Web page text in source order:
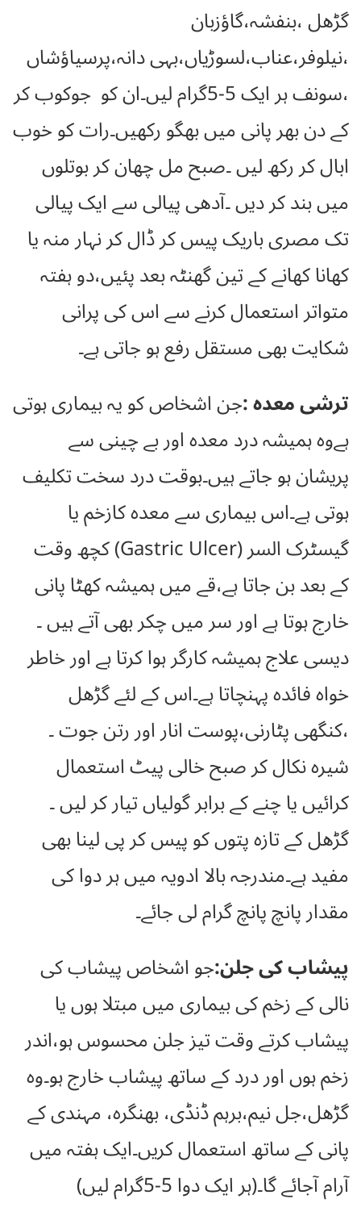
گڑھل ،بنفشہ،گاؤزبان
،نیلوفر،عناب،لسوڑیاں،بہی دانہ،پرسیاؤشاں
،سونف ہر ایک 5-5گرام لیں۔ان کو جوکوب کر
کے دن بھر پانی میں بھگو رکھیں۔رات کو خوب
ابال کر رکھ لیں ۔صبح مل چھان کر بوتلوں
میں بند کر دیں ۔آدھی پیالی سے ایک پیالی
تک مصری باریک پیس کر ڈال کر نہار منہ یا
کھانا کھانے کے تین گھنٹہ بعد پئیں،دو ہفتہ
متواتر استعمال کرنے سے اس کی پرانی
شکایت بھی مستقل رفع ہو جاتی ہے۔
ترشی معدہ :جن اشخاص کو یہ بیماری ہوتی
ہےوہ ہمیشہ درد معدہ اور بے چینی سے
پریشان ہو جاتے ہیں۔بوقت درد سخت تکلیف
ہوتی ہے۔اس بیماری سے معدہ کازخم یا
گیسٹرک السر (Gastric Ulcer) کچھ وقت
کے بعد بن جاتا ہے،قے میں ہمیشہ کھٹا پانی
خارج ہوتا ہے اور سر میں چکر بھی آتے ہیں ۔
دیسی علاج ہمیشہ کارگر ہوا کرتا ہے اور خاطر
خواہ فائدہ پہنچاتا ہے۔اس کے لئے گڑھل
،کنگھی پٹارنی،پوست انار اور رتن جوت ۔
شیرہ نکال کر صبح خالی پیٹ استعمال
کرائیں یا چنے کے برابر گولیاں تیار کر لیں ۔
گڑھل کے تازہ پتوں کو پیس کر پی لینا بھی
مفید ہے۔مندرجہ بالا ادویہ میں ہر دوا کی
مقدار پانچ پانچ گرام لی جائے۔
پیشاب کی جلن:جو اشخاص پیشاب کی
نالی کے زخم کی بیماری میں مبتلا ہوں یا
پیشاب کرتے وقت تیز جلن محسوس ہو،اندر
زخم ہوں اور درد کے ساتھ پیشاب خارج ہو۔وہ
گڑھل،جل نیم،برہم ڈنڈی، بھنگرہ، مہندی کے
پانی کے ساتھ استعمال کریں۔ایک ہفتہ میں
آرام آجائے گا۔(ہر ایک دوا 5-5گرام لیں)